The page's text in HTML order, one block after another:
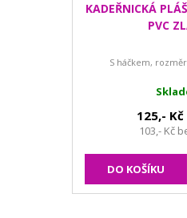
KADEŘNICKÁ
PVC
S háčkem,
125,- Kč
103,- Kč
DO KOŠÍKU